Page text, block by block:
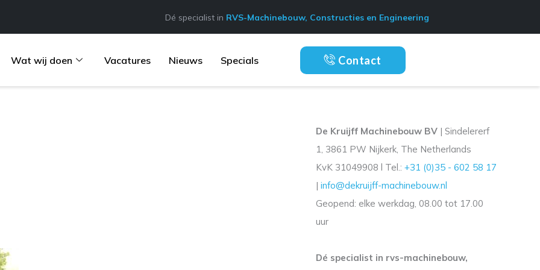
Dé specialist in RVS-Machinebouw, Constructies en Engineering
Wat wij doen Vacatures Nieuws Specials Contact
De Kruijff Machinebouw BV | Sindelererf
1, 3861 PW Nijkerk, The Netherlands
KvK 31049908 l Tel.: +31 (0)35 - 602 58 17
| info@dekruijff-machinebouw.nl
Geopend: elke werkdag, 08.00 tot 17.00
uur
Dé specialist in rvs-machinebouw,